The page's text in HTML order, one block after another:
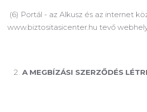
(6) Portál - az Alkusz és az internet
www.biztositasicenter.hu tevő
A MEGBÍZÁSI SZERZŐDÉS